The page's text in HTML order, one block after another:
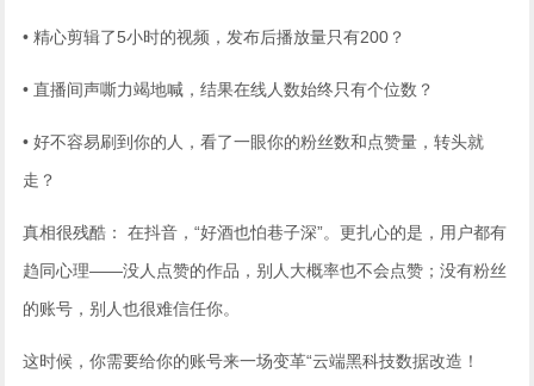
• 精心剪辑了5小时的视频，发布后播放量只有200？
• 直播间声嘶力竭地喊，结果在线人数始终只有个位数？
• 好不容易刷到你的人，看了一眼你的粉丝数和点赞量，转头就
走？
真相很残酷： 在抖音，“好酒也怕巷子深”。更扎心的是，用户都有
趋同心理——没人点赞的作品，别人大概率也不会点赞；没有粉丝
的账号，别人也很难信任你。
这时候，你需要给你的账号来一场变革“云端黑科技数据改造！